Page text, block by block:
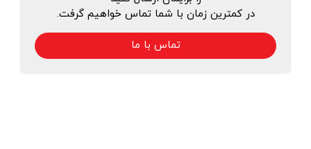
در کمترین زمان با شما تماس خواهیم گرفت.
تماس با ما